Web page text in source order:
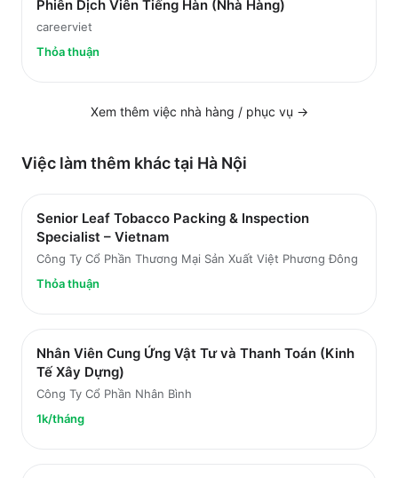
Phiên Dịch Viên Tiếng Hàn (Nhà Hàng)
careerviet
Thỏa thuận
Xem thêm việc nhà hàng / phục vụ →
Việc làm thêm khác tại Hà Nội
Senior Leaf Tobacco Packing & Inspection
Specialist – Vietnam
Công Ty Cổ Phần Thương Mại Sản Xuất Việt Phương Đông
Thỏa thuận
Nhân Viên Cung Ứng Vật Tư và Thanh Toán (Kinh
Tế Xây Dựng)
Công Ty Cổ Phần Nhân Bình
1k/tháng